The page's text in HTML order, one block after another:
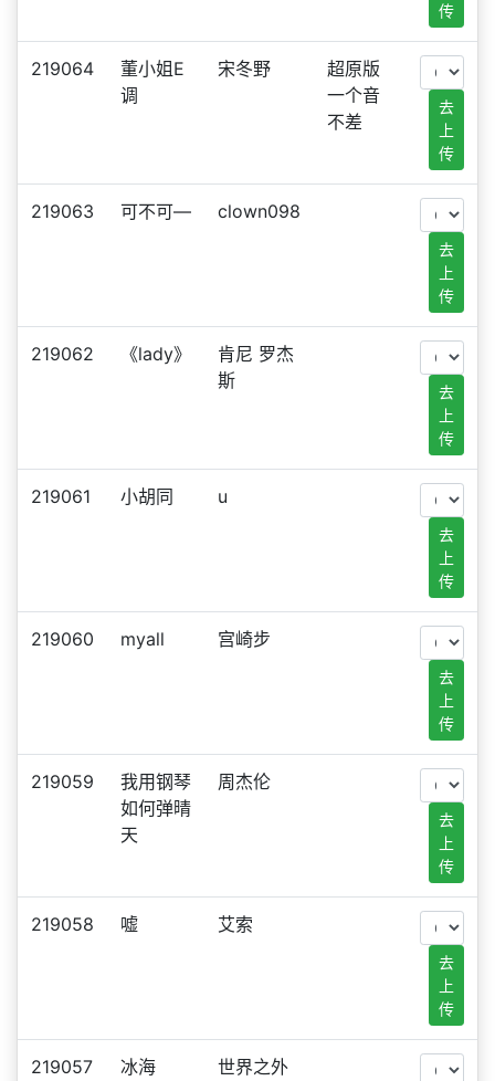
传
219064
董小姐E
调
宋冬野
超原版
一个音
不差
去
上
传
219063 可不可— clown098
去
上
传
219062 《lady》
肯尼 罗杰
斯
去
上
传
219061 小胡同 u
去
上
传
219060 myall 宫崎步
去
上
传
219059
我用钢琴
如何弹晴
天
周杰伦
去
上
传
219058 嘘 艾索
去
上
传
219057 冰海
世界之外